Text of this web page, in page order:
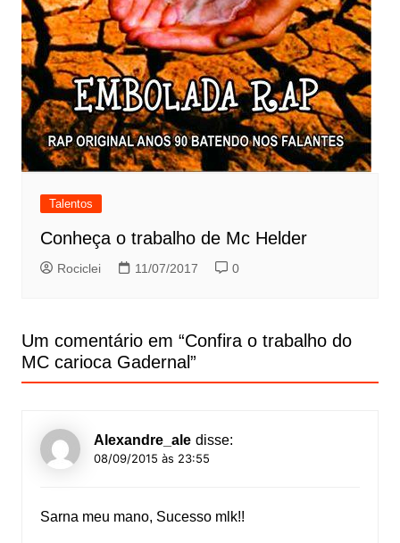
Talentos
Conheça o trabalho de Mc Helder
Rociclei 11/07/2017 0
Um comentário em “Confira o trabalho do
MC carioca Gadernal”
Alexandre_ale disse:
08/09/2015 às 23:55
Sarna meu mano, Sucesso mlk!!